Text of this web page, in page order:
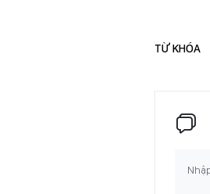
TỪ KHÓA